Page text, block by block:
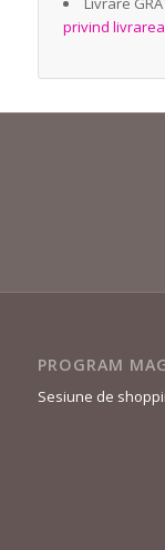
privind
PROGRAM
Sesiune de